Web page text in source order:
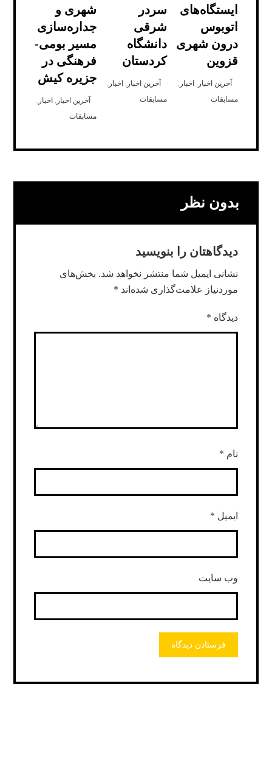
ایستگاه‌های
اتوبوس
درون شهری
قزوین
آخرین اخبار ,اخبار ,
مسابقات
سردر
شرقی
دانشگاه
کردستان
آخرین اخبار , اخبار ,
مسابقات
شهری و
جداره‌سازی
مسیر بومی-
فرهنگی در
جزیره کیش
آخرین اخبار , اخبار ,
مسابقات
بدون نظر
دیدگاهتان را بنویسید
نشانی ایمیل شما منتشر نخواهد شد. بخش‌های
موردنیاز علامت‌گذاری شده‌اند *
دیدگاه *
نام *
ایمیل *
وب‌ سایت